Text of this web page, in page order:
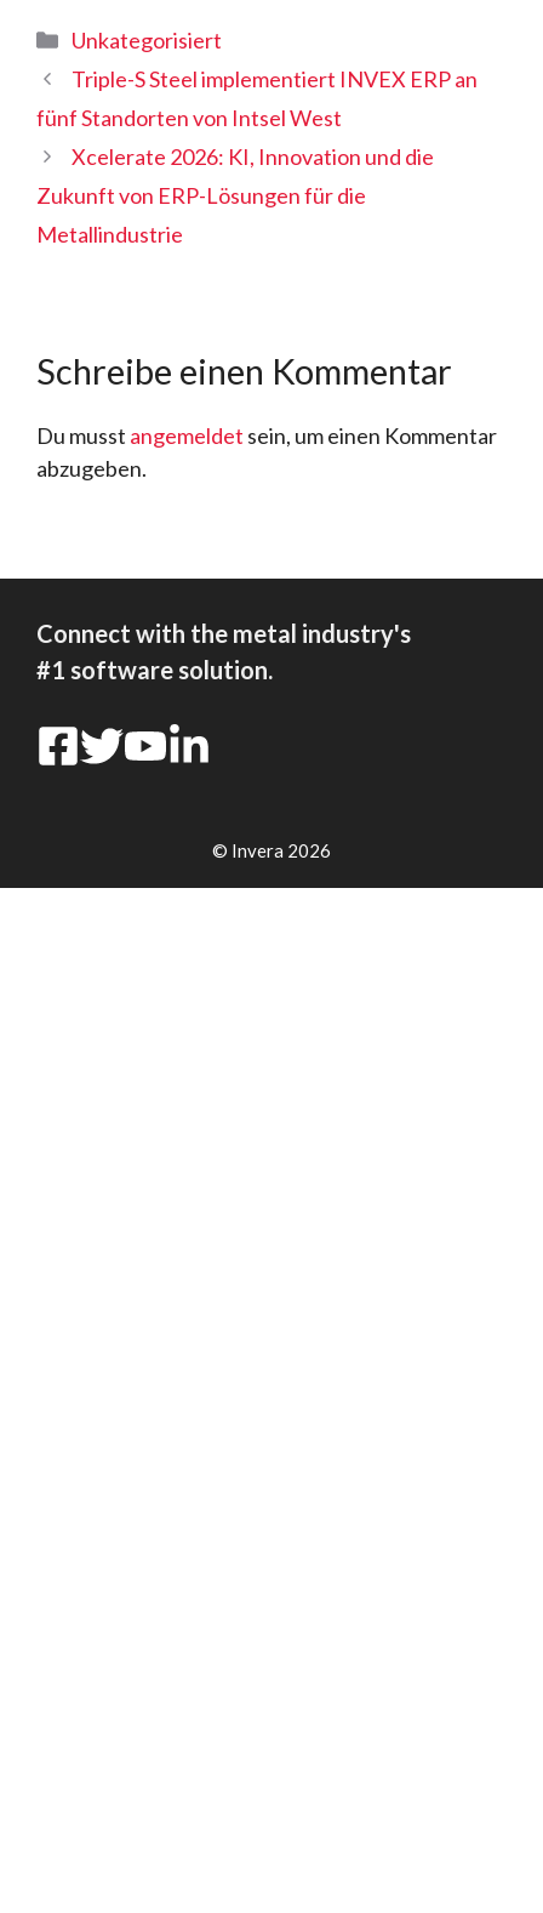
Kategorien
Unkategorisiert
Triple-S Steel implementiert INVEX ERP an
fünf Standorten von Intsel West
Xcelerate 2026: KI, Innovation und die
Zukunft von ERP-Lösungen für die
Metallindustrie
Schreibe einen Kommentar
Du musst angemeldet sein, um einen Kommentar
abzugeben.
Connect with the metal industry's
#1 software solution.
© Invera 2026